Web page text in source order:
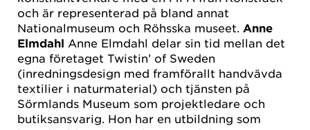
och är representerad på bland annat
Nationalmuseum och Röhsska museet. Anne
Elmdahl Anne Elmdahl delar sin tid mellan det
egna företaget Twistin’ of Sweden
(inredningsdesign med framförallt handvävda
textilier i naturmaterial) och tjänsten på
Sörmlands Museum som projektledare och
butiksansvarig. Hon har en utbildning som